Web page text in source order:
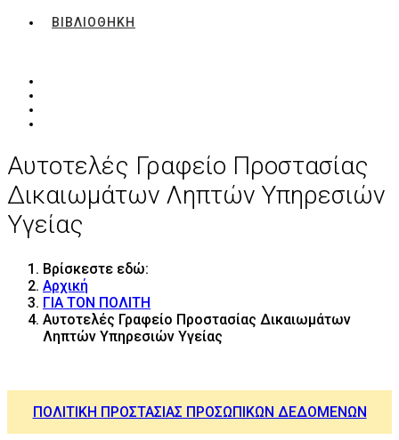
ΒΙΒΛΙΟΘΗΚΗ
Αυτοτελές Γραφείο Προστασίας
Δικαιωμάτων Ληπτών Υπηρεσιών
Υγείας
Βρίσκεστε εδώ:
Αρχική
ΓΙΑ ΤΟΝ ΠΟΛΙΤΗ
Αυτοτελές Γραφείο Προστασίας Δικαιωμάτων
Ληπτών Υπηρεσιών Υγείας
ΠΟΛΙΤΙΚΗ ΠΡΟΣΤΑΣΙΑΣ ΠΡΟΣΩΠΙΚΩΝ ΔΕΔΟΜΕΝΩΝ